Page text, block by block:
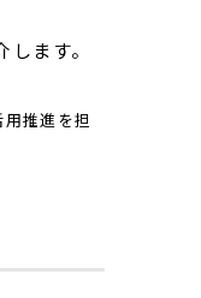
ます。
推進を担